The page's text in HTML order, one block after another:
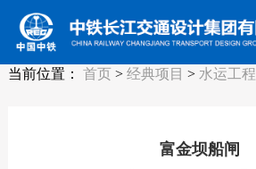
当前位置： 首页> 经典项目 > 水运工程
富金坝船闸